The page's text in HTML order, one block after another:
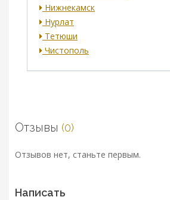
Нижнекамск
Нурлат
Тетюши
Чистополь
Отзывы (0)
Отзывов нет, станьте первым.
Написать